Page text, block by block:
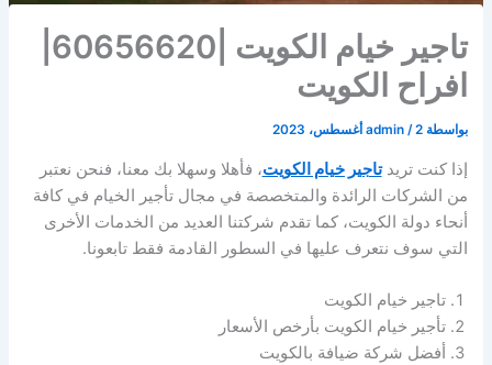
افراح الكويت
بواسطة admin /2 أغسطس، 2023
إذا كنت تريدتاجير خيام الكويت، فأهلا وسهلا بك معنا، فنحن نعتبر
من الشركات الرائدة والمتخصصة في مجال تأجير الخيام في كافة
أنحاء دولة الكويت، كما تقدم شركتنا العديد من الخدمات الأخرى
التي سوف نتعرف عليها في السطور القادمة فقط تابعونا.
تاجير خيام الكويت
تأجير خيام الكويت بأرخص الأسعار
أفضل شركة ضيافة بالكويت